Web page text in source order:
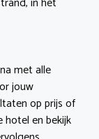
met alle
jouw
op prijs of
hotel en bekijk